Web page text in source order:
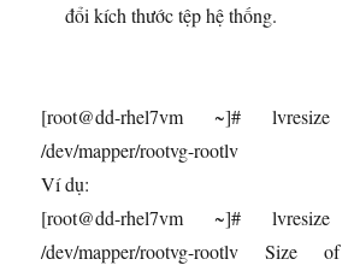
đổi kích thước tệp hệ thống.
[root@dd-rhel7vm ~]#
/dev/mapper/rootvg-rootlv
Ví dụ:
[root@dd-rhel7vm ~]#
/dev/mapper/rootvg-rootlv Size